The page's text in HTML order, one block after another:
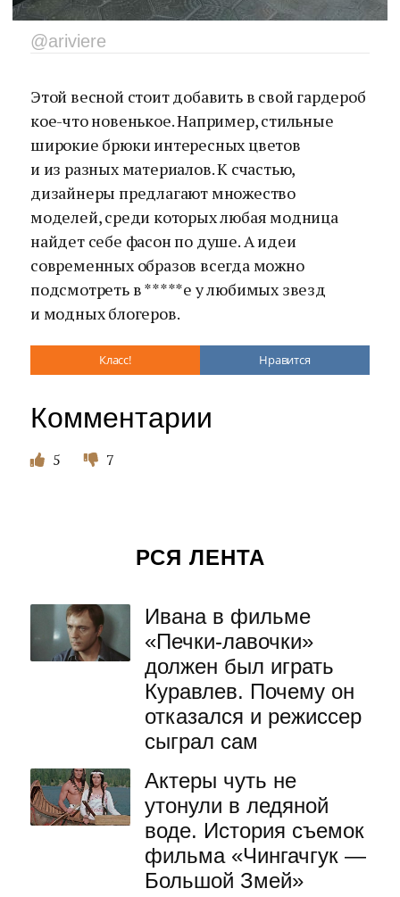
@ariviere
Этой весной стоит добавить в свой гардероб
кое-что новенькое. Например, стильные
широкие брюки интересных цветов
и из разных материалов. К счастью,
дизайнеры предлагают множество
моделей, среди которых любая модница
найдет себе фасон по душе. А идеи
современных образов всегда можно
подсмотреть в *****е у любимых звезд
и модных блогеров.
Класс! Нравится
Комментарии
5 7
РСЯ ЛЕНТА
Ивана в фильме
«Печки-лавочки»
должен был играть
Куравлев. Почему он
отказался и режиссер
сыграл сам
Актеры чуть не
утонули в ледяной
воде. История съемок
фильма «Чингачгук —
Большой Змей»